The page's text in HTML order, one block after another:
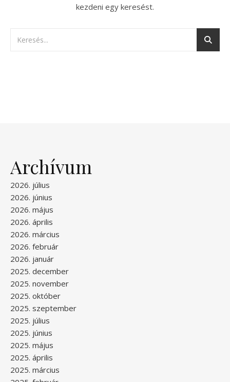
kezdeni egy keresést.
Archívum
2026. július
2026. június
2026. május
2026. április
2026. március
2026. február
2026. január
2025. december
2025. november
2025. október
2025. szeptember
2025. július
2025. június
2025. május
2025. április
2025. március